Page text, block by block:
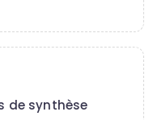
de synthèse